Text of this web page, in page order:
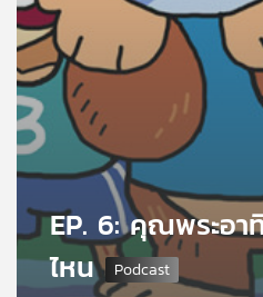
เกี่ยว
กับ
เรา
เครือ
ข่าย
ไทย
พี
EP. 6: คุณพระอ
ไหน